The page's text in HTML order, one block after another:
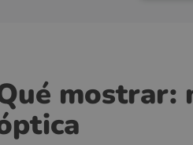
mostrar: